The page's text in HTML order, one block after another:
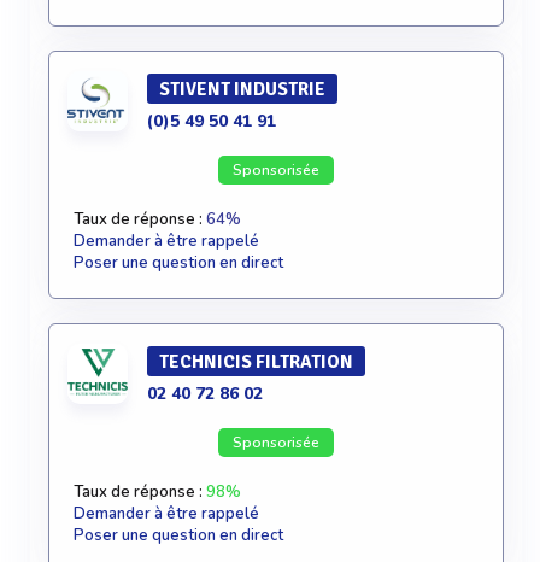
STIVENT INDUSTRIE
(0)5 49 50 41 91
Sponsorisée
Taux de réponse : 64%
Demander à être rappelé
Poser une question en direct
TECHNICIS FILTRATION
02 40 72 86 02
Sponsorisée
Taux de réponse : 98%
Demander à être rappelé
Poser une question en direct